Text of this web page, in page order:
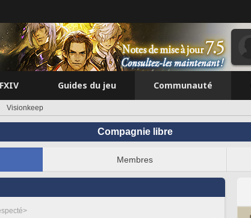
Guides du jeu Communauté
Visionkeep
Compagnie libre
Membres